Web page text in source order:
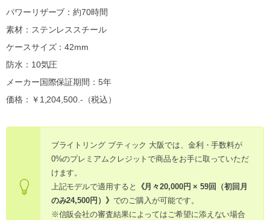
パワーリザーブ：約70時間
素材：ステンレススチール
ケースサイズ：42mm
防水：10気圧
メーカー国際保証期間：5年
価格：￥1,204,500.-（税込）
ブライトリング ブティック 大阪では、金利・手数料が
0%のプレミアムクレジットで商品をお手に取っていただ
けます。
上記モデルで適用すると
《月々20,000円 × 59回（初回月
のみ24,500円）》 でのご購入が可能です。
※信販会社の審査結果によってはご希望に添えない場合